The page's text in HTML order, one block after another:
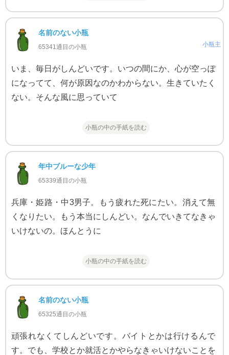
名前のない小瓶
65341通目の小瓶 小瓶主
いま、毎日がしんどいです。いつの間にか、心が空っぽ
になってて、何が原因なのかわからない。生きていたく
ない。そんな風に思っていて
小瓶の中の手紙を読む
年中ブルーな少年
65339通目の小瓶
兵庫・姫路・中3男子。もう疲れた死にたい。消えて無
くなりたい。もう本当にしんどい。なんでいきてなきゃ
いけないの。ほんとうに
小瓶の中の手紙を読む
名前のない小瓶
65325通目の小瓶
頑張れなくてしんどいです。バイトとかは行けるんで
す。でも、学校とか就活とかやらなきゃいけないことを